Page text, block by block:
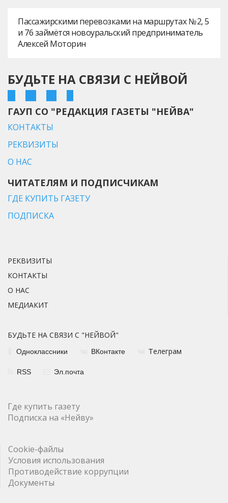
Пассажирскими перевозками на маршрутах № 2, 5
и 76 займётся новоуральский предприниматель
Алексей Моторин
БУДЬТЕ НА СВЯЗИ С НЕЙВОЙ
ГАУП СО "РЕДАКЦИЯ ГАЗЕТЫ "НЕЙВА"
КОНТАКТЫ
РЕКВИЗИТЫ
О НАС
ЧИТАТЕЛЯМ И ПОДПИСЧИКАМ
ГДЕ КУПИТЬ ГАЗЕТУ
ПОДПИСКА
РЕКВИЗИТЫ
КОНТАКТЫ
О НАС
МЕДИАКИТ
БУДЬТЕ НА СВЯЗИ С "НЕЙВОЙ"
Одноклассники ВКонтакте Телеграм
RSS Эл.почта
Где купить газету
Подписка на «Нейву»
Cookie-файлы
Условия использования
Противодействие коррупции
Документы